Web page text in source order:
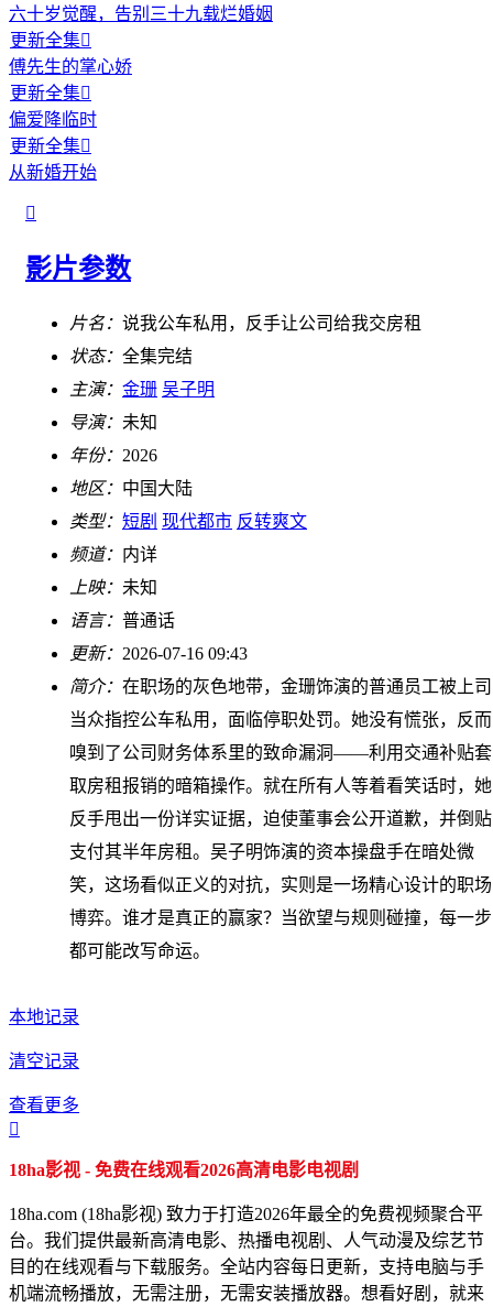
六十岁觉醒，告别三十九载烂婚姻
更新全集
傅先生的掌心娇
更新全集
偏爱降临时
更新全集
从新婚开始

影片参数
片名： 说我公车私用，反手让公司给我交房租
状态： 全集完结
主演： 金珊 吴子明
导演： 未知
年份： 2026
地区： 中国大陆
类型： 短剧 现代都市 反转爽文
频道： 内详
上映： 未知
语言： 普通话
更新： 2026-07-16 09:43
简介： 在职场的灰色地带，金珊饰演的普通员工被上司
当众指控公车私用，面临停职处罚。她没有慌张，反而
嗅到了公司财务体系里的致命漏洞——利用交通补贴套
取房租报销的暗箱操作。就在所有人等着看笑话时，她
反手甩出一份详实证据，迫使董事会公开道歉，并倒贴
支付其半年房租。吴子明饰演的资本操盘手在暗处微
笑，这场看似正义的对抗，实则是一场精心设计的职场
博弈。谁才是真正的赢家？当欲望与规则碰撞，每一步
都可能改写命运。
本地记录
清空记录
查看更多

18ha影视 - 免费在线观看2026高清电影电视剧
18ha.com (18ha影视) 致力于打造2026年最全的免费视频聚合平
台。我们提供最新高清电影、热播电视剧、人气动漫及综艺节
目的在线观看与下载服务。全站内容每日更新，支持电脑与手
机端流畅播放，无需注册，无需安装播放器。想看好剧，就来